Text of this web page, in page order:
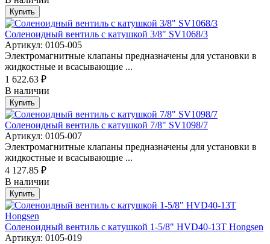
Купить
Соленоидный вентиль с катушкой 3/8" SV1068/3
Артикул: 0105-005
Электромагнитные клапаны предназначены для установки в
жидкостные и всасывающие ...
1 622.63 ₽
В наличии
Купить
Соленоидный вентиль с катушкой 7/8" SV1098/7
Артикул: 0105-007
Электромагнитные клапаны предназначены для установки в
жидкостные и всасывающие ...
4 127.85 ₽
В наличии
Купить
Соленоидный вентиль с катушкой 1-5/8" HVD40-13T Hongsen
Артикул: 0105-019